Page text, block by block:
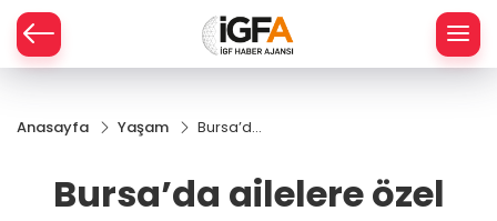
Anasayfa Yaşam
Bursa’da
sanat
Bursa’da ailelere özel